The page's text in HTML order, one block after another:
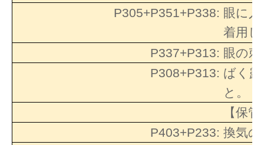
P305+P351+P338: 眼に
着用
P337+P313: 眼の
P308+P313: ばく
と。
【保
P403+P233: 換気